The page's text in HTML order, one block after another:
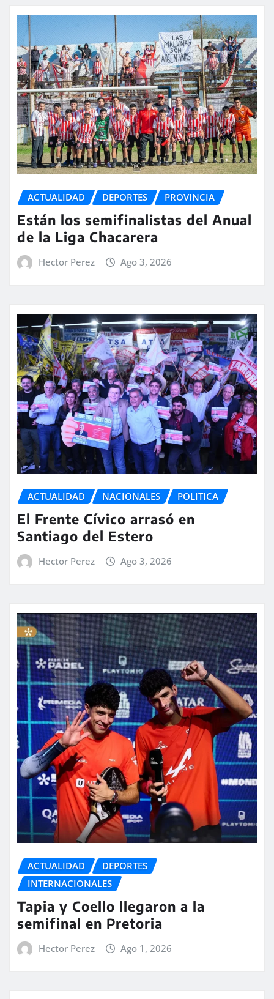
ACTUALIDAD DEPORTES PROVINCIA
Están los semifinalistas del Anual
de la Liga Chacarera
Hector Perez Ago 3, 2026
ACTUALIDAD NACIONALES POLITICA
El Frente Cívico arrasó en
Santiago del Estero
Hector Perez Ago 3, 2026
ACTUALIDAD
DEPORTES
INTERNACIONALES
Tapia y Coello llegaron a la
semifinal en Pretoria
Hector Perez Ago 1, 2026